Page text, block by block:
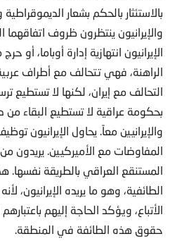
بالاستئثار بالحكم بشعار
والإيرانيون ينتظرون ظروف
الإيرانيون انتهازية إدارة أوباما،
الراهنة، فهي تتحالف مع أطراف عربية
التحالف مع إيران، لكنها لا تستطيع
بحكومة عراقية لا تستطيع البقاء من
والإيرانيين معاً. يحاول الإيرانيون
المفاوضات مع الأميركيين. يريدون
المستنقع العراقي بالطريقة نفسها.
الطائفية، وهو ما يريده الإيرانيون،
الأتباع، ويؤكد الحاجة إليهم
حقوق هذه الطائفة في المنطقة.